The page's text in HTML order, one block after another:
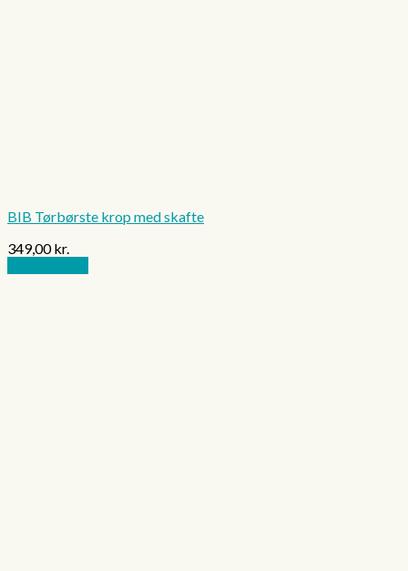
BIB Tørbørste krop med skafte
349,00kr.